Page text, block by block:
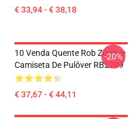
€ 33,94 - € 38,18
10 Venda Quente Rob Zombie
Camiseta De Pulôver RB2709
€ 37,67 - € 44,11
-20%